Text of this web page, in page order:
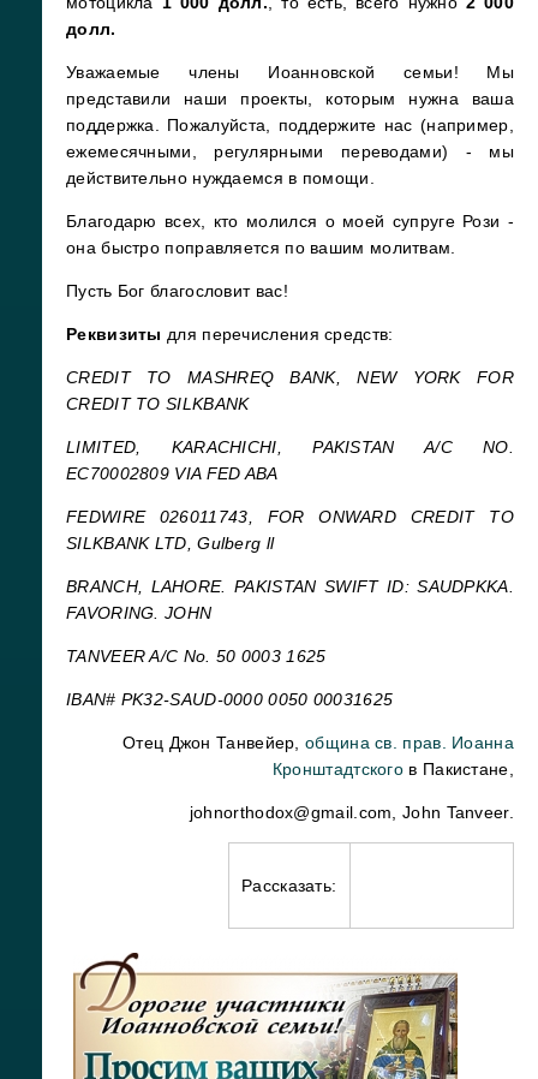
долл.
Уважаемые члены Иоанновской семьи! Мы
представили наши проекты, которым нужна ваша
поддержка. Пожалуйста, поддержите нас (например,
ежемесячными, регулярными переводами) - мы
действительно нуждаемся в помощи.
Благодарю всех, кто молился о моей супруге Рози -
она быстро поправляется по вашим молитвам.
Пусть Бог благословит вас!
Реквизиты для перечисления средств:
CREDIT TO MASHREQ BANK, NEW YORK FOR
CREDIT TO SILKBANK
LIMITED, KARACHICHI, PAKISTAN A/C NO.
EC70002809 VIA FED ABA
FEDWIRE 026011743, FOR ONWARD CREDIT TO
SILKBANK LTD, Gulberg ll
BRANCH, LAHORE. PAKISTAN SWIFT ID: SAUDPKKA.
FAVORING. JOHN
TANVEER A/C No. 50 0003 1625
IBAN# PK32-SAUD-0000 0050 00031625
Отец Джон Танвейер,община св. прав. Иоанна
Кронштадтского в Пакистане,
johnorthodox@gmail.com, John Tanveer.
Рассказать: